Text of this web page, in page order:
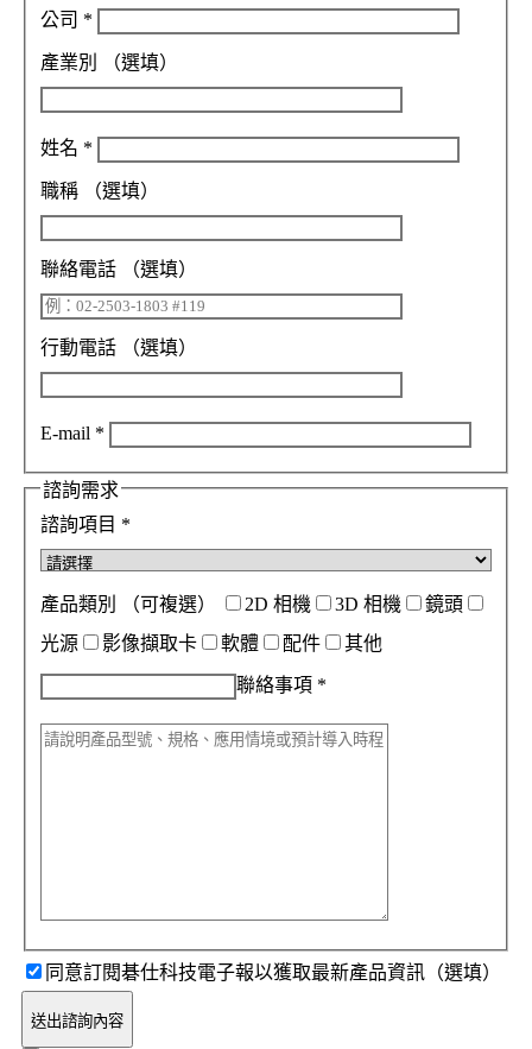
公司 *
產業別 （選填）
姓名 *
職稱 （選填）
聯絡電話 （選填）
行動電話 （選填）
E-mail *
諮詢需求
諮詢項目 *
產品類別 （可複選） 2D 相機 3D 相機
鏡頭
光源
影像擷取卡 軟體 配件 其他
聯絡事項 *
同意訂閱碁仕科技電子報以獲取最新產品資訊（選填）
送出諮詢內容